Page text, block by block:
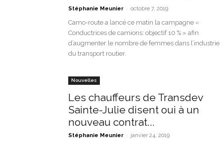
Stéphanie Meunier - octobre 7, 2019
Camo-route a lancé ce matin la campagne «
Conductrices de camions: objectif 10 % » afin
d’augmenter le nombre de femmes dans l’industrie
du transport routier.
Nouvelles
Les chauffeurs de Transdev
Sainte-Julie disent oui à un
nouveau contrat...
Stéphanie Meunier - janvier 24, 2019